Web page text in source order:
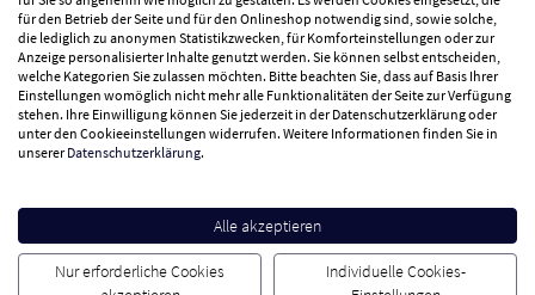
Zahlungsarten
Wir versenden mit
Besuchen Sie uns
für den Betrieb der Seite und für den Onlineshop notwendig sind, sowie solche,
die lediglich zu anonymen Statistikzwecken, für Komforteinstellungen oder zur
Anzeige personalisierter Inhalte genutzt werden. Sie können selbst entscheiden,
welche Kategorien Sie zulassen möchten. Bitte beachten Sie, dass auf Basis Ihrer
Einstellungen womöglich nicht mehr alle Funktionalitäten der Seite zur Verfügung
stehen. Ihre Einwilligung können Sie jederzeit in der Datenschutzerklärung oder
unter den Cookieeinstellungen widerrufen. Weitere Informationen finden Sie in
unsererDatenschutzerklärung.
Alle akzeptieren
Nur erforderliche Cookies
Individuelle Cookies-